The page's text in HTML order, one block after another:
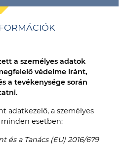
a személyes adatok
védelme iránt,
a tevékenysége során
adatkezelő, a személyes
minden esetben:
és a Tanács (EU) 2016/679